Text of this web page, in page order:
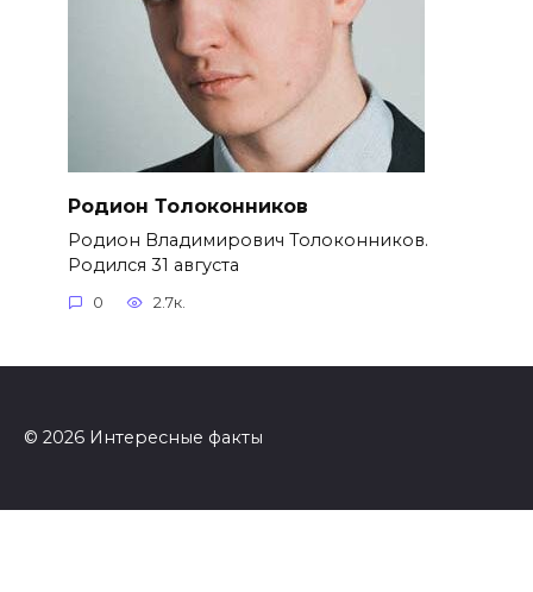
Родион Толоконников
Родион Владимирович Толоконников.
Родился 31 августа
0 2.7к.
© 2026 Интересные факты